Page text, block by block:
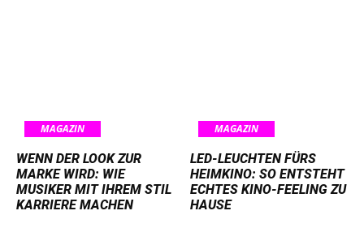
MAGAZIN
WENN DER LOOK ZUR
MARKE WIRD: WIE
MUSIKER MIT IHREM STIL
KARRIERE MACHEN
MAGAZIN
LED-LEUCHTEN FÜRS
HEIMKINO: SO ENTSTEHT
ECHTES KINO-FEELING ZU
HAUSE